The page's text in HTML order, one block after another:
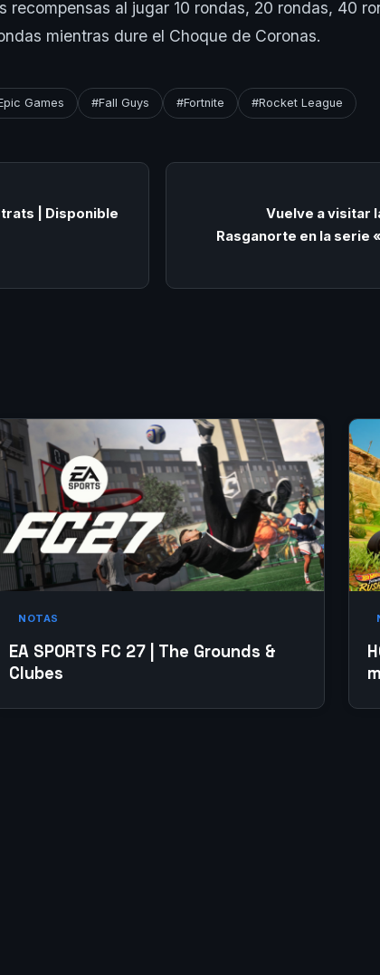
recompensas al jugar 10 rondas, 20 rondas, 40
mientras dure el Choque de Coronas.
Games #Fall Guys #Fortnite #Rocket League
| Disponible
Vuelve a visitar
Rasganorte en la serie
NOTAS
EA SPORTS FC 27 | The Grounds &
Clubes